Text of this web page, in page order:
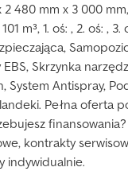
2 480 mm x 3 000
m³, 1. oś: , 2. oś: , 3.
Skrzynka
System Antispray,
Pełna oferta
kontrakty
indywidualnie.